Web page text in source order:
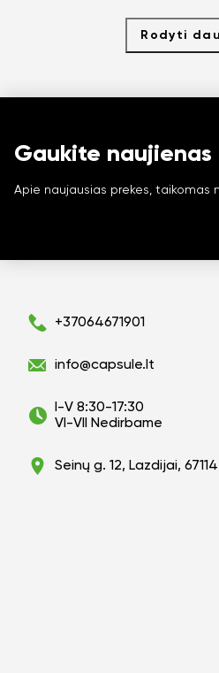
Rodyti
Gaukite naujienas
Apie naujausias prekes, taikomas
+37064671901
info@capsule.lt
I-V 8:30-17:30
VI-VII Nedirbame
Seinų g. 12, Lazdijai, 67114